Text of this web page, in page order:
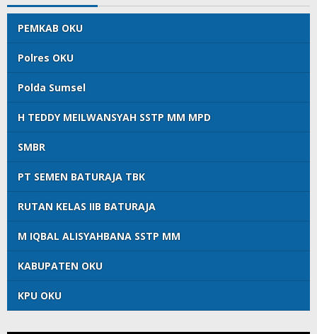
PEMKAB OKU
Polres OKU
Polda Sumsel
H TEDDY MEILWANSYAH SSTP MM MPD
SMBR
PT SEMEN BATURAJA TBK
RUTAN KELAS IIB BATURAJA
M IQBAL ALISYAHBANA SSTP MM
KABUPATEN OKU
KPU OKU